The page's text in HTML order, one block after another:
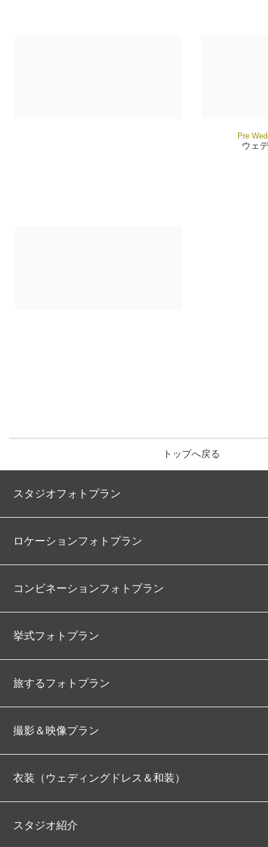
Pre
ウェ
トップへ戻る
スタジオフォトプラン
ロケーションフォトプラン
コンビネーションフォトプラン
挙式フォトプラン
旅するフォトプラン
撮影＆映像プラン
衣装（ウェディングドレス＆和装）
スタジオ紹介